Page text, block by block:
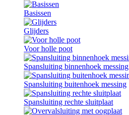
Basissen
Glijders
Voor holle poot
Spansluiting binnenhoek messing
Spansluiting buitenhoek messing
Spansluiting rechte sluitplaat